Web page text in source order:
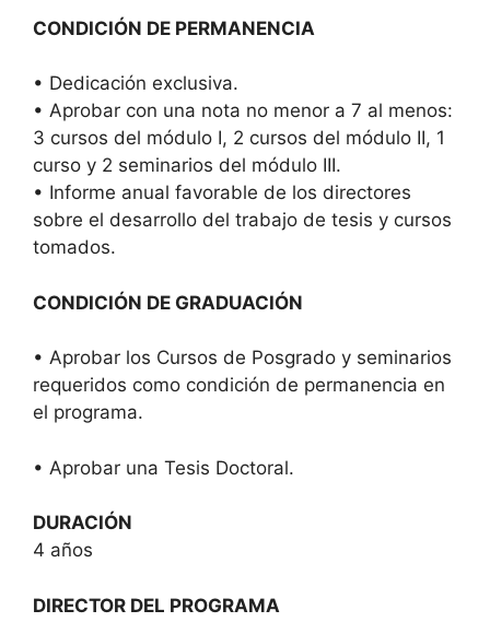
CONDICIÓN DE PERMANENCIA
• Dedicación exclusiva.
• Aprobar con una nota no menor a 7 al menos:
3 cursos del módulo I, 2 cursos del módulo II, 1
curso y 2 seminarios del módulo III.
• Informe anual favorable de los directores
sobre el desarrollo del trabajo de tesis y cursos
tomados.
CONDICIÓN DE GRADUACIÓN
• Aprobar los Cursos de Posgrado y seminarios
requeridos como condición de permanencia en
el programa.
• Aprobar una Tesis Doctoral.
DURACIÓN
4 años
DIRECTOR DEL PROGRAMA